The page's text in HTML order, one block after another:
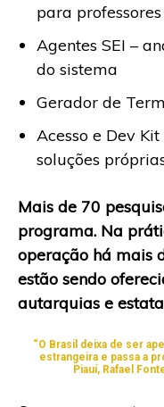
para
Agentes SEI –
do sistema
Gerador de
Acesso e Dev
soluções
Mais de 70
programa. Na
operação há mais
estão sendo
autarquias e
“O Brasil deixa de ser
estrangeira e passa a
Piauí, Rafael